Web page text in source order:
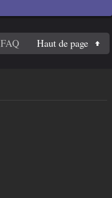
FAQ Haut de page